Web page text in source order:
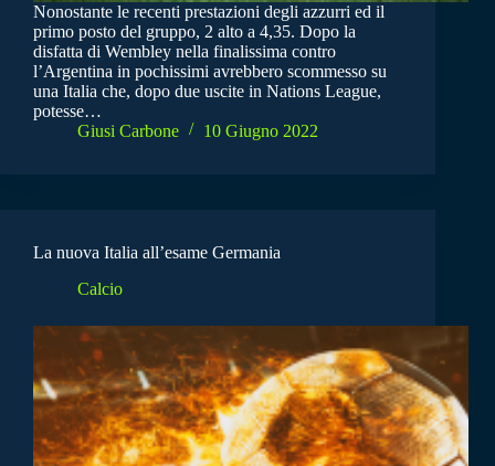
Nonostante le recenti prestazioni degli azzurri ed il
primo posto del gruppo, 2 alto a 4,35. Dopo la
disfatta di Wembley nella finalissima contro
l’Argentina in pochissimi avrebbero scommesso su
una Italia che, dopo due uscite in Nations League,
potesse…
Giusi Carbone
10 Giugno 2022
La nuova Italia all’esame Germania
Calcio